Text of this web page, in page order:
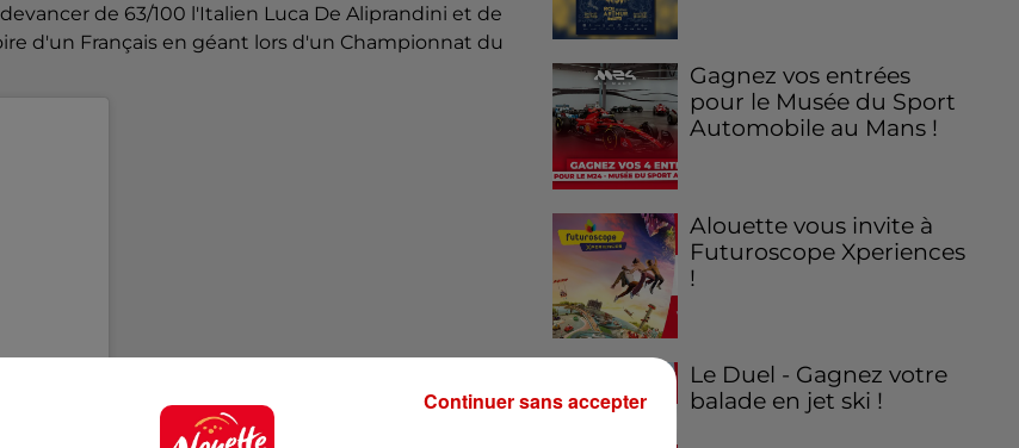
de 63/100 l'Italien Luca De Aliprandini et de
d'un Français en géant lors d'un Championnat du
Gagnez vos entrées
pour le Musée du Sport
Automobile au Mans !
Alouette vous invite à
Futuroscope Xperiences
!
Le Duel - Gagnez votre
balade en jet ski !
Continuer sans accepter